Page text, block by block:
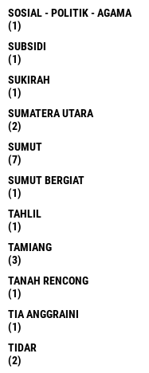
SOSIAL - POLITIK - AGAMA
(1)
SUBSIDI
(1)
SUKIRAH
(1)
SUMATERA UTARA
(2)
SUMUT
(7)
SUMUT BERGIAT
(1)
TAHLIL
(1)
TAMIANG
(3)
TANAH RENCONG
(1)
TIA ANGGRAINI
(1)
TIDAR
(2)